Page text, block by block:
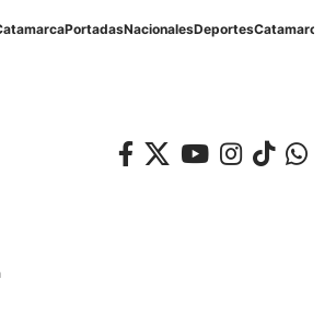
PortadasNacionalesDeportesCatamarca